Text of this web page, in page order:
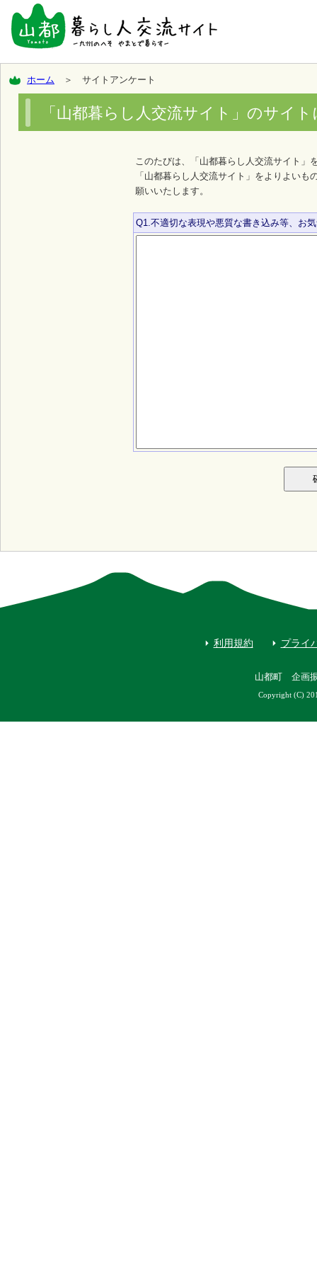
ホーム ＞ サイトアンケート
「山都暮らし人交流サイト」のサイ
このたびは、「山都暮らし人交流サイト」
「山都暮らし人交流サイト」をよりよい
願いいたします。
Q1.不適切な表現や悪質な書き込み等、お
利用規約 プライ
山都町 企画
Copyright (C)